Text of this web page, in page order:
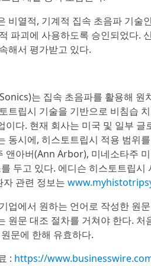
비열적, 기계적 집속 초음파 기
파괴에 사용하도록 승인되었다.
해서 평가받고 있다.
는 집속 초음파를 활용해 원
트립시 기술을 기반으로 비침습
이다. 현재 회사는 미국 및 일부
동시에, 히스토트립시 적용 범위
앤아버(Ann Arbor), 미네소타주
두고 있다. 에디슨 히스토트립시
자 관련 정보는
업에서 원하는 언어로 작성한 원
원문 대조 절차를 거쳐야 한다.
문에 한해 유효하다.
: https://